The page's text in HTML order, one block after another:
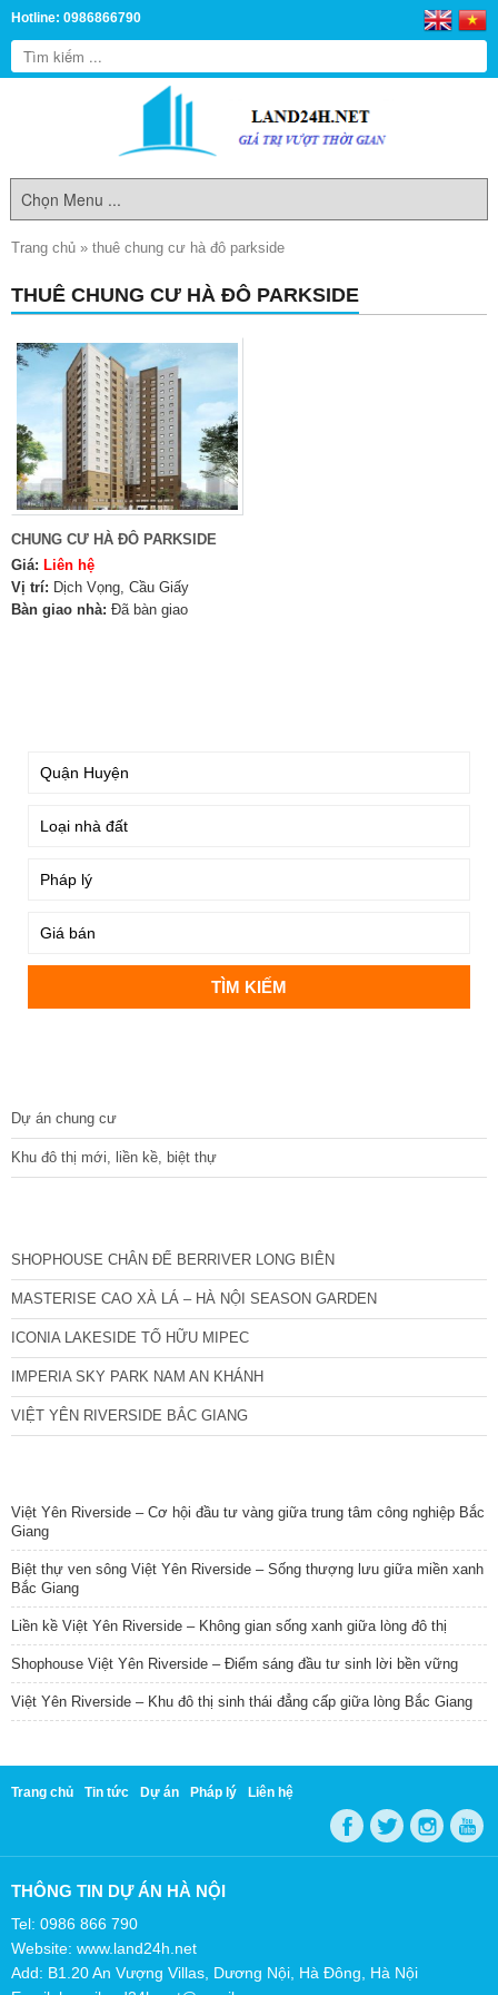
Hotline: 0986866790
Trang chủ » thuê chung cư hà đô parkside
THUÊ CHUNG CƯ HÀ ĐÔ PARKSIDE
CHUNG CƯ HÀ ĐÔ PARKSIDE
Giá: Liên hệ
Vị trí: Dịch Vọng, Cầu Giấy
Bàn giao nhà: Đã bàn giao
Dự án chung cư
Khu đô thị mới, liền kề, biệt thự
SHOPHOUSE CHÂN ĐẾ BERRIVER LONG BIÊN
MASTERISE CAO XÀ LÁ – HÀ NỘI SEASON GARDEN
ICONIA LAKESIDE TỐ HỮU MIPEC
IMPERIA SKY PARK NAM AN KHÁNH
VIỆT YÊN RIVERSIDE BẮC GIANG
Việt Yên Riverside – Cơ hội đầu tư vàng giữa trung tâm công nghiệp Bắc
Giang
Biệt thự ven sông Việt Yên Riverside – Sống thượng lưu giữa miền xanh
Bắc Giang
Liền kề Việt Yên Riverside – Không gian sống xanh giữa lòng đô thị
Shophouse Việt Yên Riverside – Điểm sáng đầu tư sinh lời bền vững
Việt Yên Riverside – Khu đô thị sinh thái đẳng cấp giữa lòng Bắc Giang
Trang chủ Tin tức Dự án Pháp lý Liên hệ
THÔNG TIN DỰ ÁN HÀ NỘI
Tel: 0986 866 790
Website: www.land24h.net
Add: B1.20 An Vượng Villas, Dương Nội, Hà Đông, Hà Nội